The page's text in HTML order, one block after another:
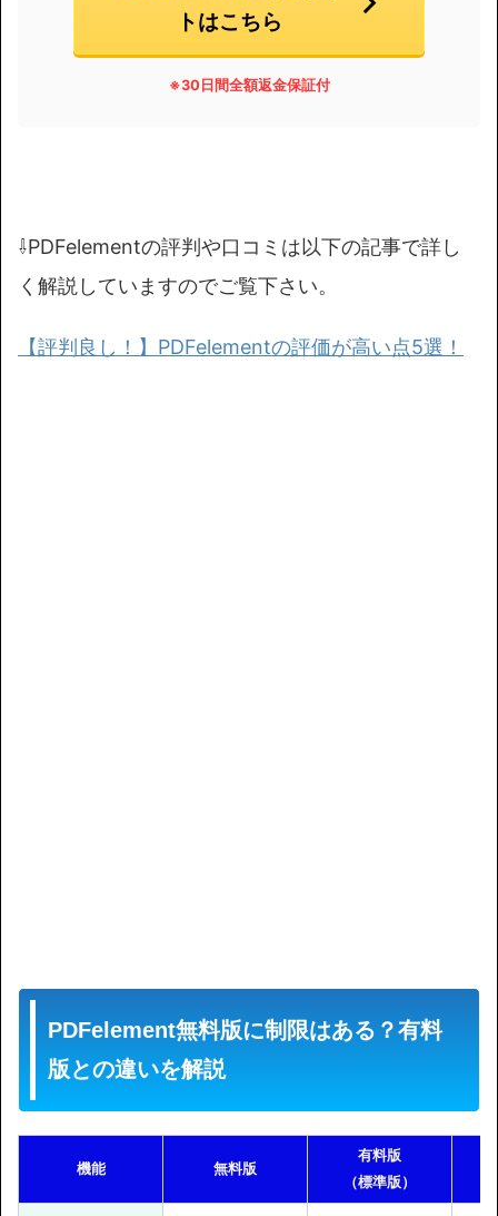
トはこちら
※30日間全額返金保証付
⇩PDFelementの評判や口コミは以下の記事で詳し
く解説していますのでご覧下さい。
【評判良し！】PDFelementの評価が高い点5選！
PDFelement無料版に制限はある？有料
版との違いを解説
機能 無料版
有料版
（標準版）